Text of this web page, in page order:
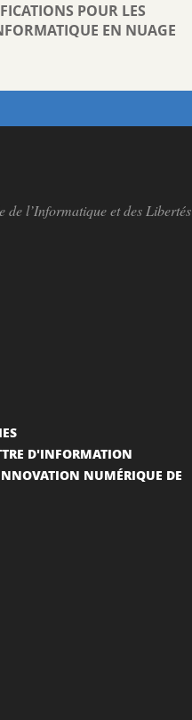
POUR LES
EN NUAGE
de l’Informatique et des Libertés
D'INFORMATION
NUMÉRIQUE DE